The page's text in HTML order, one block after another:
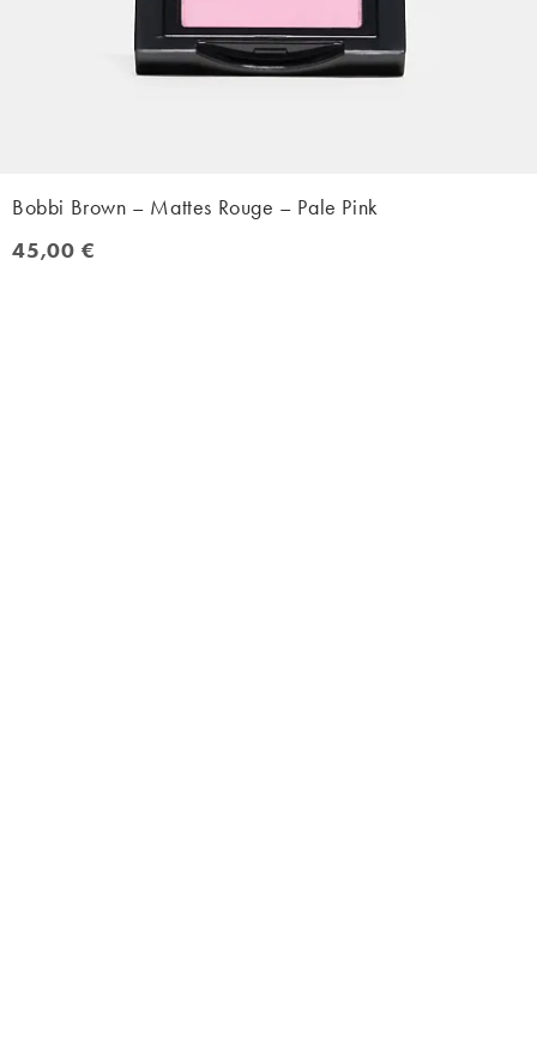
Bobbi Brown – Mattes Rouge – Pale Pink
45,00 €
45,00 €